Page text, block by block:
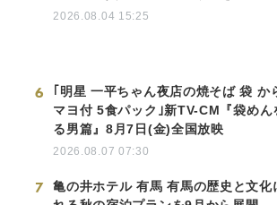
2026.08.04 15:25
6
｢明星 一平ちゃん夜店の焼そば 袋 か
マヨ付 5食パック｣新TV-CM『袋めん
る男篇』8月7日(金)全国放映
2026.08.07 07:30
7
亀の井ホテル 有馬 有馬の歴史と文化